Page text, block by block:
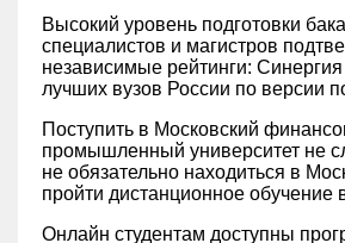
Высокий уровень подготовки
специалистов и магистров
независимые рейтинги:
лучших вузов России по версии
Поступить в Московский
промышленный университет не
не обязательно находиться в
пройти дистанционное обучение
Онлайн студентам доступны